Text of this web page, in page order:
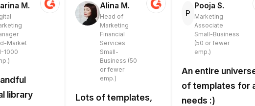
M.
Market
1000
library
Alina M.
Head of
Marketing
Financial
Services
Small-
Business (50
or fewer
emp.)
Lots of templates,
P
Pooja S.
Marketing
Associate
Small-Business
(50 or fewer
emp.)
An entire
of templates for
needs :)